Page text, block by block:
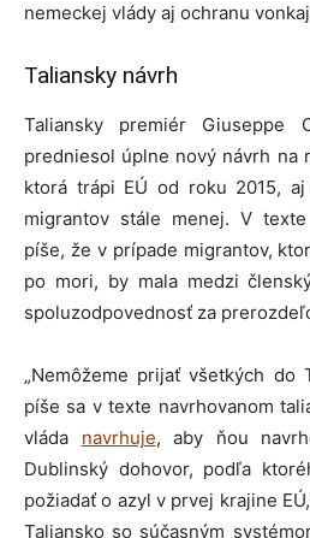
nemeckej vlády aj ochranu
Taliansky návrh
Taliansky premiér Giuseppe
predniesol úplne nový návrh na
ktorá trápi EÚ od roku 2015,
migrantov stále menej. V
píše, že v prípade migrantov,
po mori, by mala medzi
spoluzodpovednosť za
„Nemôžeme prijať všetkých do
píše sa v texte navrhovanom
vláda navrhuje, aby ňou
Dublinský dohovor, podľa
požiadať o azyl v prvej krajine
Taliansko so súčasným